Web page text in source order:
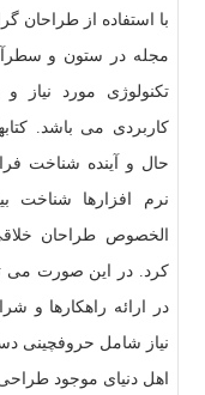
با استفاده از طراحان
مجله در ستون و
تکنولوژی مورد نیاز و
کاربردی می باشد.
حال و آینده شناخت
نرم افزارها شناخت
الخصوص طراحان
کرد. در این صورت می
در ارائه راهکارها و
نیاز شامل حروفچینی
اهل دنیای موجود